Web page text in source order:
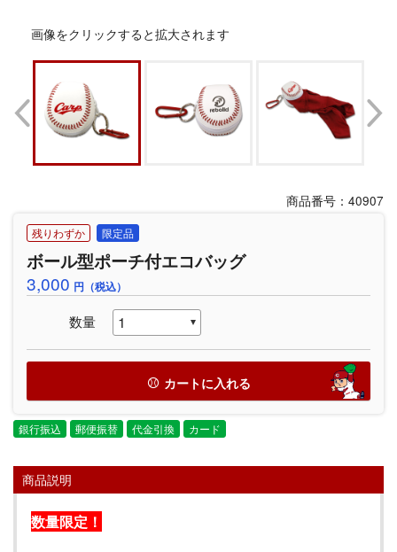
画像をクリックすると拡大されます
商品番号：40907
残りわずか 限定品
ボール型ポーチ付エコバッグ
3,000 円（税込）
数量
カートに入れる
銀行振込 郵便振替 代金引換 カード
商品説明
数量限定！